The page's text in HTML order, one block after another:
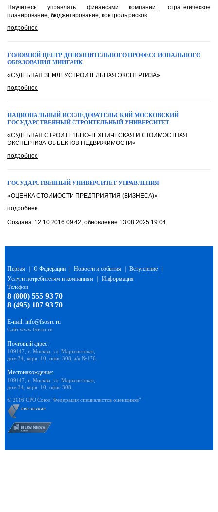
Научитесь управлять финансами компании: стратегическое
планирование, бюджетирование, контроль рисков.
подробнее
ГОЛОВНОЙ ЦЕНТР ДОПОЛНИТЕЛЬНОГО ПРОФЕССИОНАЛЬНОГО
ОБРАЗОВАНИЯ МИИГАИК
«СУДЕБНАЯ ЗЕМЛЕУСТРОИТЕЛЬНАЯ ЭКСПЕРТИЗА»
подробнее
НАЦИОНАЛЬНЫЙ ИССЛЕДОВАТЕЛЬСКИЙ МОСКОВСКИЙ
ГОСУДАРСТВЕННЫЙ СТРОИТЕЛЬНЫЙ УНИВЕРСИТЕТ
«СУДЕБНАЯ СТРОИТЕЛЬНО-ТЕХНИЧЕСКАЯ И СТОИМОСТНАЯ
ЭКСПЕРТИЗА ОБЪЕКТОВ НЕДВИЖИМОСТИ»
подробнее
ГОСУДАРСТВЕННЫЙ УНИВЕРСИТЕТ УПРАВЛЕНИЯ
«ОЦЕНКА СТОИМОСТИ ПРЕДПРИЯТИЯ (БИЗНЕСА)»
подробнее
Создана: 12.10.2016 09:42, обновление 13.08.2025 19:04
Первая О Федерации Новости и события Вступление
Услуги потребителям и компаниям
Информация
Телефон
8 (800) 555 93 70
8 (495) 107 93 70
E-mail: info@fsosro.ru
Сайт www.fsosro.ru
Почтовый адрес:
109147, г. Москва, ул. Марксистская,
дом 34, корп. 10, офис 308, а/я №176.
Местонахождение:
109147, г. Москва, ул. Марксистская,
дом 34, корп. 10, офис 308.
© 2016 СРО Союз "Федерация специалистов оценщиков"